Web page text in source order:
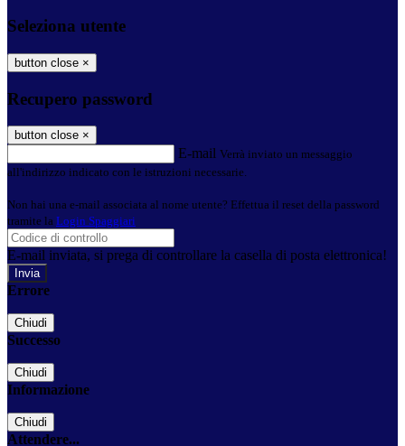
Seleziona utente
button close ×
Recupero password
button close ×
E-mail Verrà inviato un messaggio
all'indirizzo indicato con le istruzioni necessarie.
Non hai una e-mail associata al nome utente? Effettua il reset della password
tramite la Login Spaggiari
E-mail inviata, si prega di controllare la casella di posta elettronica!
Errore
Chiudi
Successo
Chiudi
Informazione
Chiudi
Attendere...